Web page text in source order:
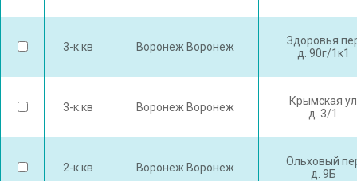
3-к.кв Воронеж Воронеж
Здоровья
д. 90г/1к1
3-к.кв Воронеж Воронеж
Крымская ул
д. 3/1
2-к.кв Воронеж Воронеж
Ольховый
д. 9Б